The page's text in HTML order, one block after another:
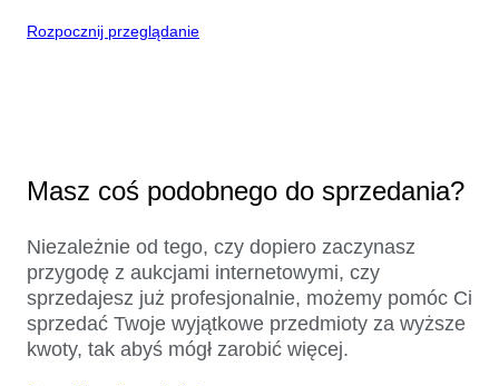
Rozpocznij przeglądanie
Masz coś podobnego do sprzedania?
Niezależnie od tego, czy dopiero zaczynasz
przygodę z aukcjami internetowymi, czy
sprzedajesz już profesjonalnie, możemy pomóc Ci
sprzedać Twoje wyjątkowe przedmioty za wyższe
kwoty, tak abyś mógł zarobić więcej.